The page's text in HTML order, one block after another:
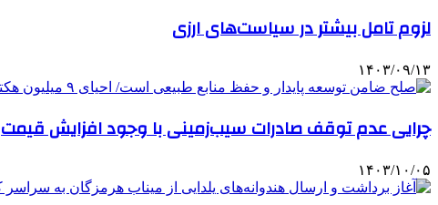
لزوم تامل بیشتر در سیاست‌های ارزی
۱۴۰۳/۰۹/۱۳
چرایی عدم توقف صادرات سیب‌زمینی با وجود افزایش قیمت
۱۴۰۳/۱۰/۰۵